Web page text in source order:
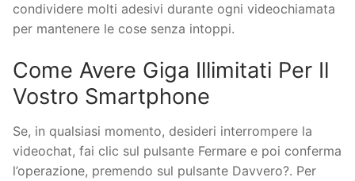
condividere molti adesivi durante ogni videochiamata
per mantenere le cose senza intoppi.
Come Avere Giga Illimitati Per Il
Vostro Smartphone
Se, in qualsiasi momento, desideri interrompere la
videochat, fai clic sul pulsante Fermare e poi conferma
l’operazione, premendo sul pulsante Davvero?. Per